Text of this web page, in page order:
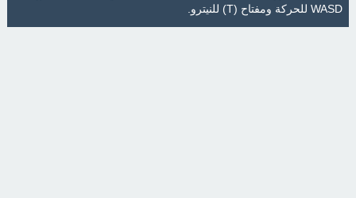
WASD للحركة ومفتاح (T) للنيترو.